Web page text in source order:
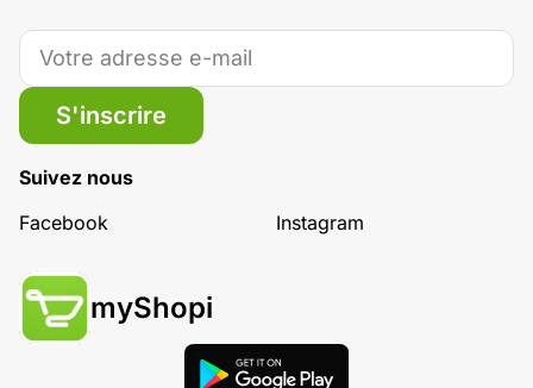
S'inscrire
Suivez nous
Facebook
Instagram
myShopi